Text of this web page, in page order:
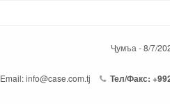
Ҷумъа - 8/7/
Email:info@case.com.tj Тел/Факс: